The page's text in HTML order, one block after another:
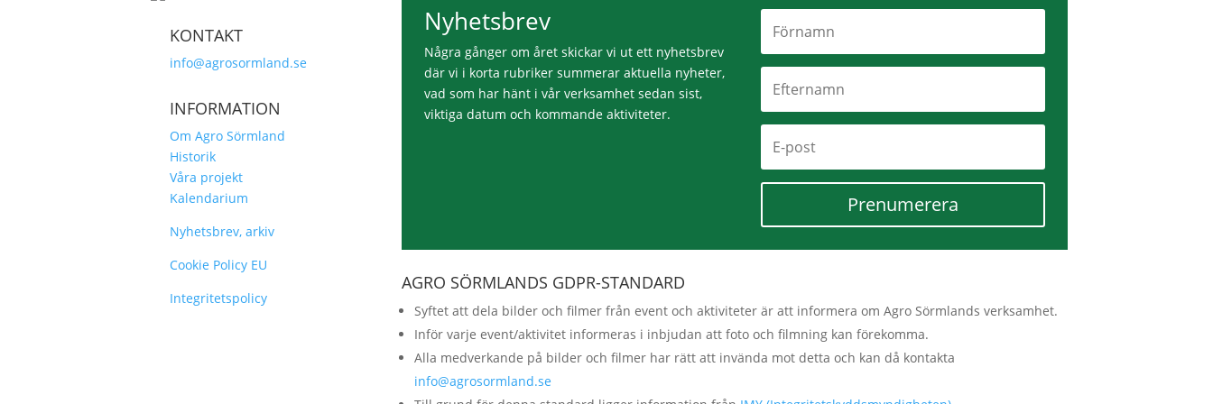
KONTAKT
info@agrosormland.se
INFORMATION
Om Agro Sörmland
Historik
Våra projekt
Kalendarium
Nyhetsbrev, arkiv
Cookie Policy EU
Integritetspolicy
Nyhetsbrev
Några gånger om året skickar vi ut ett nyhetsbrev
där vi i korta rubriker summerar aktuella nyheter,
vad som har hänt i vår verksamhet sedan sist,
viktiga datum och kommande aktiviteter.
Prenumerera
AGRO SÖRMLANDS GDPR-STANDARD
Syftet att dela bilder och filmer från event och aktiviteter är att informera om Agro Sörmlands verksamhet.
Inför varje event/aktivitet informeras i inbjudan att foto och filmning kan förekomma.
Alla medverkande på bilder och filmer har rätt att invända mot detta och kan då kontakta
info@agrosormland.se